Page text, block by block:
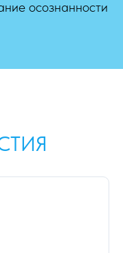
осознанности